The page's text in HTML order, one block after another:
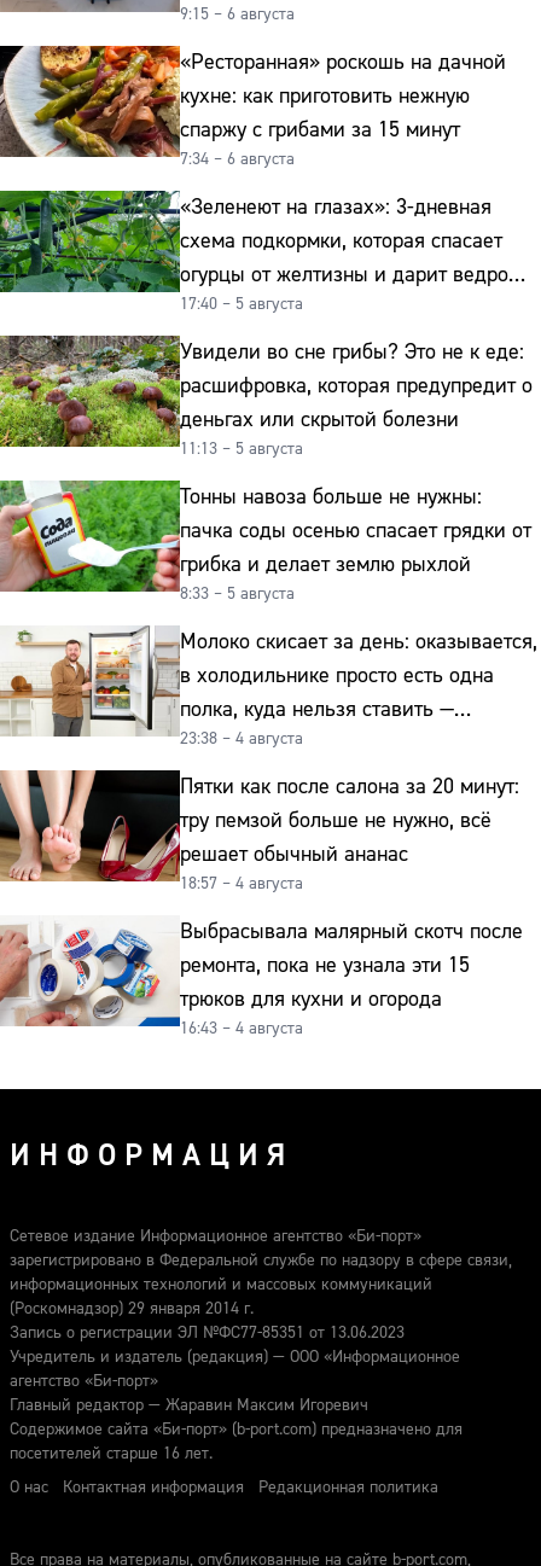
овощи от гнили
9:15 – 6 августа
«Ресторанная» роскошь на дачной
кухне: как приготовить нежную
спаржу с грибами за 15 минут
7:34 – 6 августа
«Зеленеют на глазах»: 3-дневная
схема подкормки, которая спасает
огурцы от желтизны и дарит ведро
урожая
17:40 – 5 августа
Увидели во сне грибы? Это не к еде:
расшифровка, которая предупредит о
деньгах или скрытой болезни
11:13 – 5 августа
Тонны навоза больше не нужны:
пачка соды осенью спасает грядки от
грибка и делает землю рыхлой
8:33 – 5 августа
Молоко скисает за день: оказывается,
в холодильнике просто есть одна
полка, куда нельзя ставить —
превращает свежие продукты
в бактериальную бомбу
23:38 – 4 августа
Пятки как после салона за 20 минут:
тру пемзой больше не нужно, всё
решает обычный ананас
18:57 – 4 августа
Выбрасывала малярный скотч после
ремонта, пока не узнала эти 15
трюков для кухни и огорода
16:43 – 4 августа
ИНФОРМАЦИЯ
Сетевое издание Информационное агентство «Би-порт»
зарегистрировано в Федеральной службе по надзору в сфере связи,
информационных технологий и массовых коммуникаций
(Роскомнадзор) 29 января 2014 г.
Запись о регистрации ЭЛ №ФС77-85351 от 13.06.2023
Учредитель и издатель (редакция) — ООО «Информационное
агентство «Би-порт»
Главный редактор — Жаравин Максим Игоревич
Содержимое сайта «Би-порт» (b-port.com) предназначено для
посетителей старше 16 лет.
О нас
Контактная информация Редакционная политика
Все права на материалы, опубликованные на сайте b-port.com,